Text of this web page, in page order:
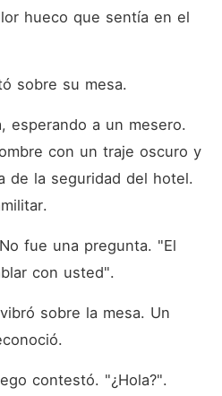
hueco que sentía en el
sobre su mesa.
esperando a un mesero.
con un traje oscuro y
de la seguridad del hotel.
fue una pregunta. "El
con usted".
sobre la mesa. Un
contestó. "¿Hola?".